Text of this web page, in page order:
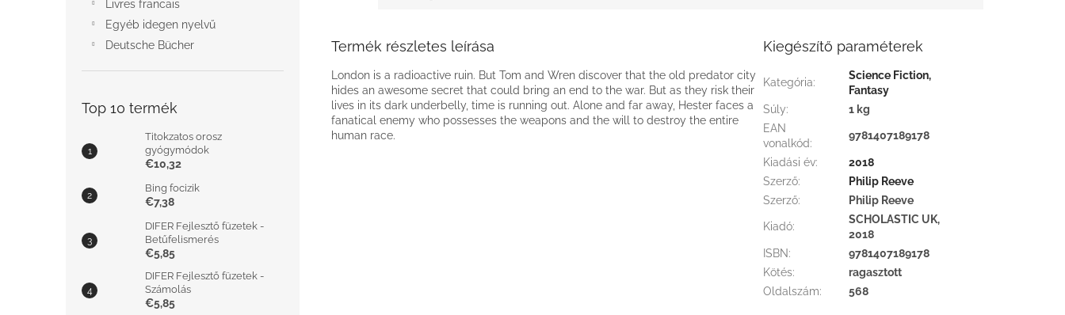
Livres francais
Egyéb idegen nyelvű
Deutsche Bücher
Top 10 termék
Titokzatos orosz
gyógymódok
€10,32
Bing focizik
€7,38
DIFER Fejlesztő füzetek -
Betűfelismerés
€5,85
DIFER Fejlesztő füzetek -
Számolás
€5,85
Termék részletes leírása
London is a radioactive ruin. But Tom and Wren discover that the old predator city
hides an awesome secret that could bring an end to the war. But as they risk their
lives in its dark underbelly, time is running out. Alone and far away, Hester faces a
fanatical enemy who possesses the weapons and the will to destroy the entire
human race.
Kiegészítő paraméterek
Kategória:
Science Fiction,
Fantasy
Súly:
1 kg
EAN
vonalkód:
9781407189178
Kiadási év:
2018
Szerző:
Philip Reeve
Szerző: Philip Reeve
Kiadó:
SCHOLASTIC UK,
2018
ISBN:
9781407189178
Kötés:
ragasztott
Oldalszám: 568